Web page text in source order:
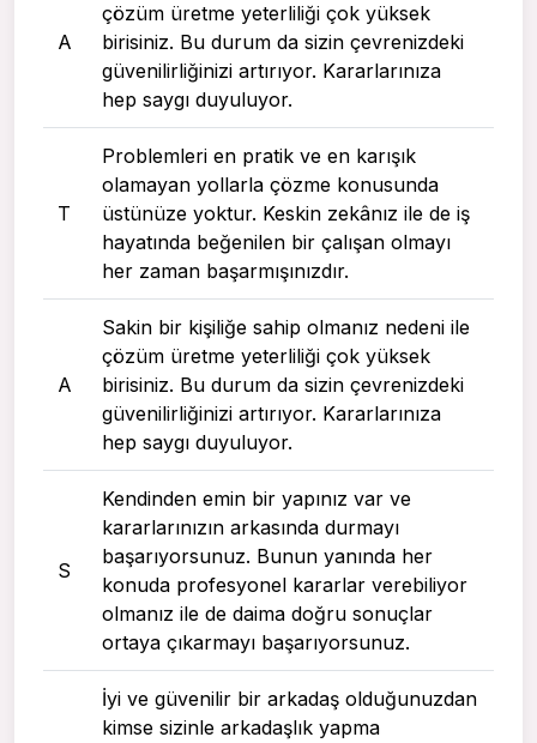
A
çözüm üretme yeterliliği çok yüksek
birisiniz. Bu durum da sizin çevrenizdeki
güvenilirliğinizi artırıyor. Kararlarınıza
hep saygı duyuluyor.
T
Problemleri en pratik ve en karışık
olamayan yollarla çözme konusunda
üstünüze yoktur. Keskin zekânız ile de iş
hayatında beğenilen bir çalışan olmayı
her zaman başarmışınızdır.
A
Sakin bir kişiliğe sahip olmanız nedeni ile
çözüm üretme yeterliliği çok yüksek
birisiniz. Bu durum da sizin çevrenizdeki
güvenilirliğinizi artırıyor. Kararlarınıza
hep saygı duyuluyor.
S
Kendinden emin bir yapınız var ve
kararlarınızın arkasında durmayı
başarıyorsunuz. Bunun yanında her
konuda profesyonel kararlar verebiliyor
olmanız ile de daima doğru sonuçlar
ortaya çıkarmayı başarıyorsunuz.
İyi ve güvenilir bir arkadaş olduğunuzdan
kimse sizinle arkadaşlık yapma